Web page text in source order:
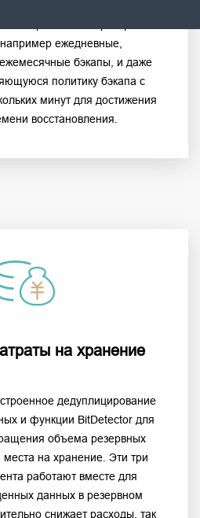
расписания резервного
ежедневные,
бэкапы, и даже
политику бэкапа с
минут для достижения
восстановления.
на хранение
дедуплицирование
и функции BitDetector для
объема резервных
на хранение. Эти три
работают вместе для
данных в резервном
снижает расходы, так